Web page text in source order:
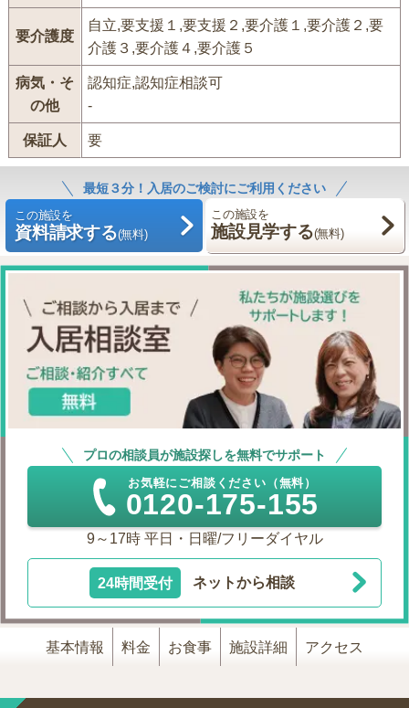
要介護度
自立,要支援１,要支援２,要介護１,要介護２,要
介護３,要介護４,要介護５
病気・そ
の他
認知症,認知症相談可
-
保証人 要
最短３分！入居のご検討にご利用ください
この施設を
資料請求する(無料)
この施設を
施設見学する(無料)
プロの相談員が施設探しを無料でサポート
お気軽にご相談ください（無料）
0120-175-155
9～17時 平日・日曜/フリーダイヤル
24時間受付 ネットから相談
基本情報 料金 お食事 施設詳細 アクセス